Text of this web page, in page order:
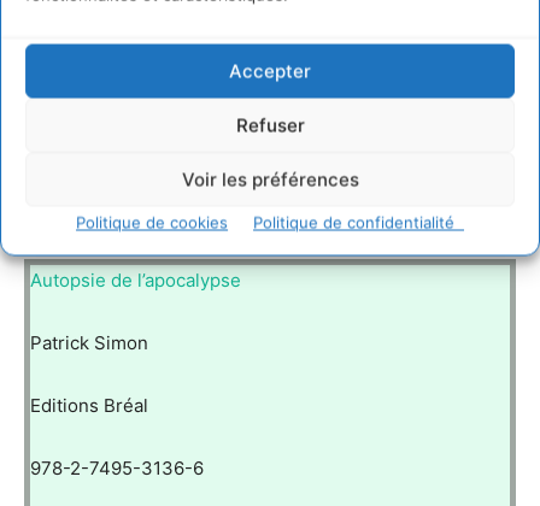
Accepter
Refuser
Voir les préférences
Politique de cookies Politique de confidentialité
Autopsie de l’apocalypse
Patrick Simon
Editions Bréal
978-2-7495-3136-6